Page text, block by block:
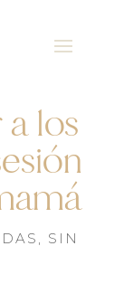
los
, SIN